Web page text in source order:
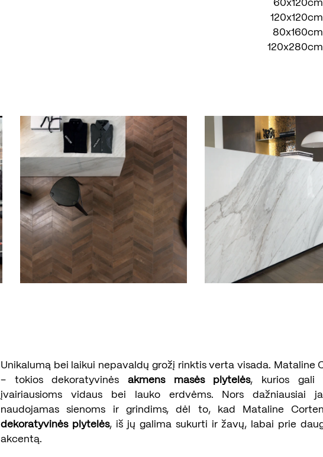
60x120cm
120x120cm
80x160cm
120x280cm
Unikalumą bei laikui nepavaldų grožį rinktis verta visada. Mataline
– tokios dekoratyvinės akmens masės plytelės, kurios gali
įvairiausioms vidaus bei lauko erdvėms. Nors dažniausiai
naudojamas sienoms ir grindims, dėl to, kad Mataline
dekoratyvinės plytelės, iš jų galima sukurti ir žavų, labai prie
akcentą.